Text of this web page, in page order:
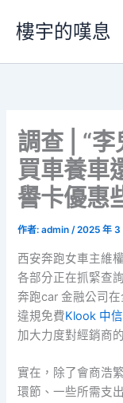
要
樓宇的嘆息
調查 | “
買車養車
譽卡優惠
作者:admin/2025 年 3
西安奔跑女車主維
各部分正在抓緊查
奔跑car 金融公司
違規免費Klook 中
加大力度對經銷商
實在，除了會商浩
環節、一些所需支